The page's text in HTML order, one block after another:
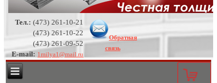
Тел.: (473) 261-10-21
(473) 261-10-22
(473) 261-09-52
E-mail: 1milya1@mail.ru
Обратная
связь